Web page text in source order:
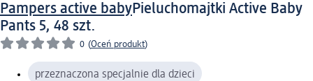
Pampers active babyPieluchomajtki Active Baby
Pants 5, 48 szt.
0 (Oceń produkt)
przeznaczona specjalnie dla dzieci